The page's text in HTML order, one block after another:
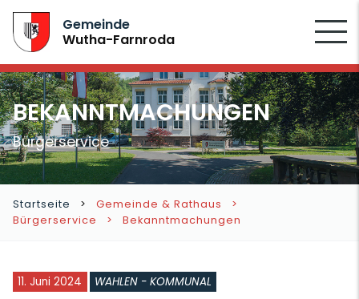
Gemeinde
Wutha-Farnroda
BEKANNTMACHUNGEN
Bürgerservice
Startseite
Gemeinde & Rathaus
Bürgerservice
Bekanntmachungen
11. Juni 2024 WAHLEN - KOMMUNAL